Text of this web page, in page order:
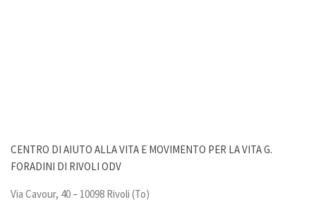
CENTRO DI AIUTO ALLA VITA E MOVIMENTO PER LA VITA G.
FORADINI DI RIVOLI ODV
Via Cavour, 40 – 10098 Rivoli (To)